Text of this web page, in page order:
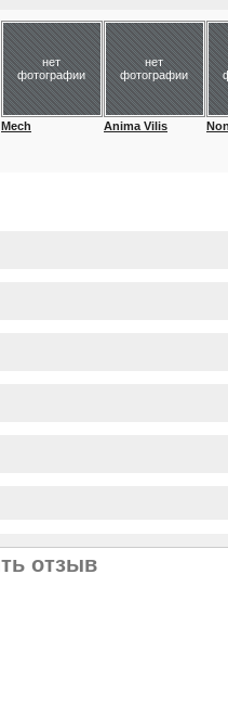
нет
фотографии
Mech
нет
фотографии
Anima Vilis